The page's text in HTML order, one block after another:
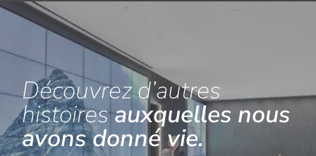
Découvrez d’autres
histoiresauxquelles nous
avons donné vie.